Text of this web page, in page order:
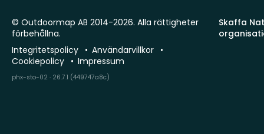
Skaffa
© Outdoormap AB 2014-2026. Alla rättigheter
förbehållna.
Integritetspolicy
Användarvillkor
Cookiepolicy
Impressum
phx-sto-02 · 26.7.1 (449747a8c)